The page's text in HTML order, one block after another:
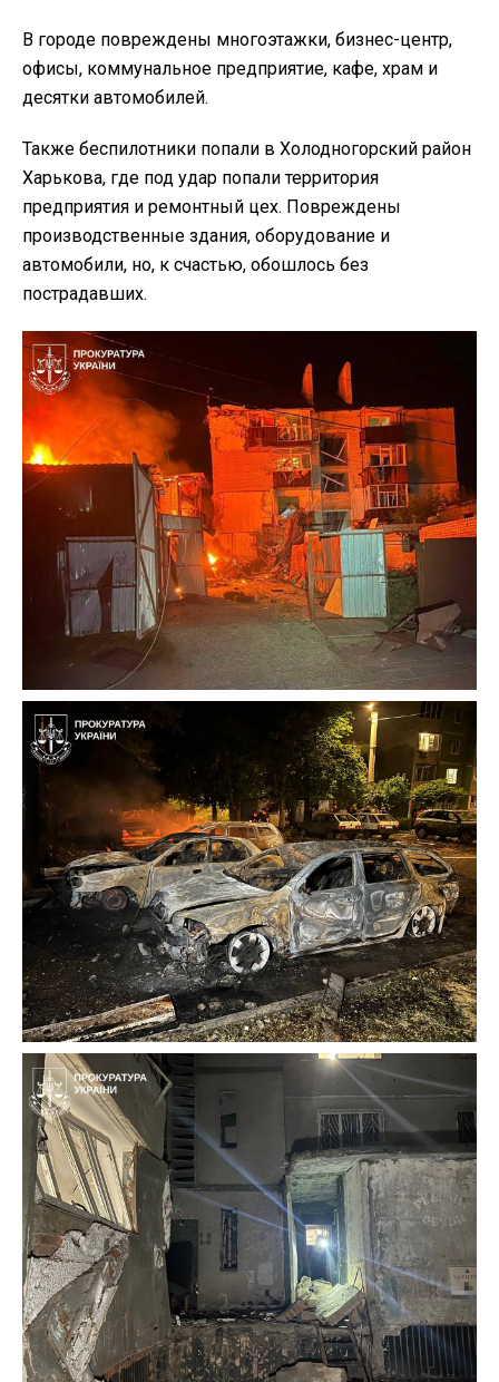
В городе повреждены многоэтажки, бизнес-центр,
офисы, коммунальное предприятие, кафе, храм и
десятки автомобилей.
Также беспилотники попали в Холодногорский район
Харькова, где под удар попали территория
предприятия и ремонтный цех. Повреждены
производственные здания, оборудование и
автомобили, но, к счастью, обошлось без
пострадавших.